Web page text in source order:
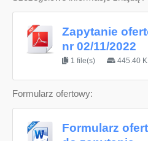
Zapytanie
nr 02/11/2022
1 file(s) 445.40
Formularz ofertowy:
Formularz